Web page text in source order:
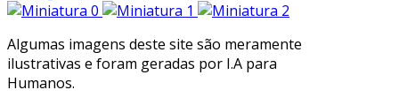
Algumas imagens deste site são meramente
ilustrativas e foram geradas por I.A para
Humanos.